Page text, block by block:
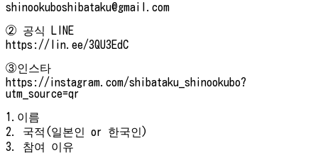
shinookuboshibataku@gmail.com
② 공식 LINE
https://lin.ee/3QU3EdC
③인스타
https://instagram.com/shibataku_shinookubo?
utm_source=qr
1.이름
2. 국적(일본인 or 한국인)
3. 참여 이유